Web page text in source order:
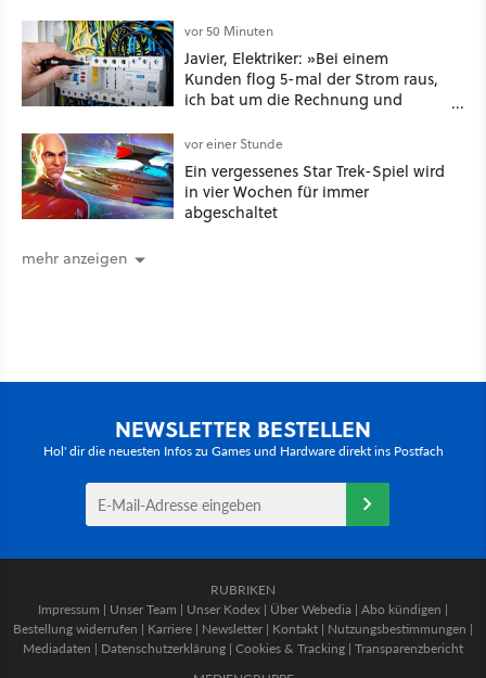
Spieler feuern
vor 50 Minuten
Javier, Elektriker: »Bei einem
Kunden flog 5-mal der Strom raus,
ich bat um die Rechnung und
eine unterschiedliche vertragliche
Leistung hatte«
vor einer Stunde
Ein vergessenes Star Trek-Spiel wird
in vier Wochen für immer
abgeschaltet
mehr anzeigen
NEWSLETTER BESTELLEN
Hol' dir die neuesten Infos zu Games und Hardware direkt ins Postfach
RUBRIKEN
Impressum | Unser Team | Unser Kodex | Über Webedia | Abo kündigen |
Bestellung widerrufen | Karriere | Newsletter | Kontakt | Nutzungsbestimmungen |
Mediadaten | Datenschutzerklärung | Cookies & Tracking | Transparenzbericht